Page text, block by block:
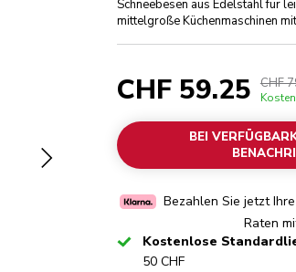
Schneebesen aus Edelstahl für
mittelgroße Küchenmaschinen
CHF 59.25 CHF
BEI
Bezahlen Sie jetzt
Raten
CheckedKostenlose
50 CHF